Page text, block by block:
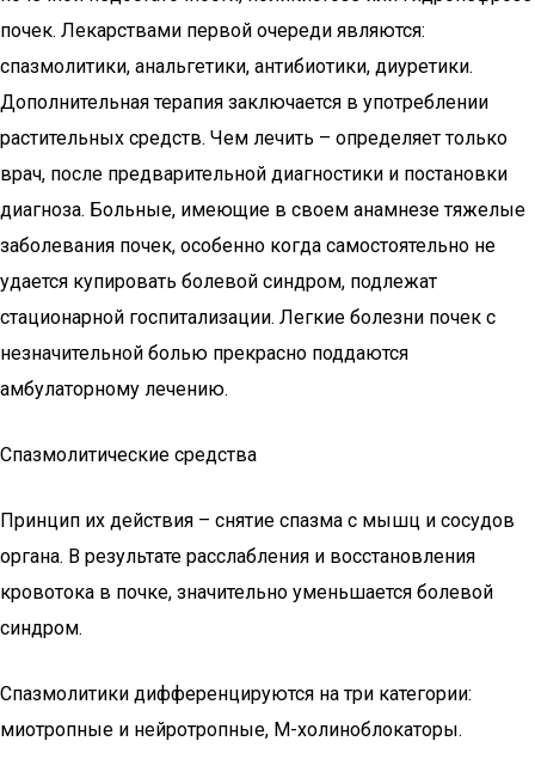
почек. Лекарствами первой очереди являются:
спазмолитики, анальгетики, антибиотики, диуретики.
Дополнительная терапия заключается в употреблении
растительных средств. Чем лечить – определяет только
врач, после предварительной диагностики и постановки
диагноза. Больные, имеющие в своем анамнезе тяжелые
заболевания почек, особенно когда самостоятельно не
удается купировать болевой синдром, подлежат
стационарной госпитализации. Легкие болезни почек с
незначительной болью прекрасно поддаются
амбулаторному лечению.
Спазмолитические средства
Принцип их действия – снятие спазма с мышц и сосудов
органа. В результате расслабления и восстановления
кровотока в почке, значительно уменьшается болевой
синдром.
Спазмолитики дифференцируются на три категории:
миотропные и нейротропные, М-холиноблокаторы.